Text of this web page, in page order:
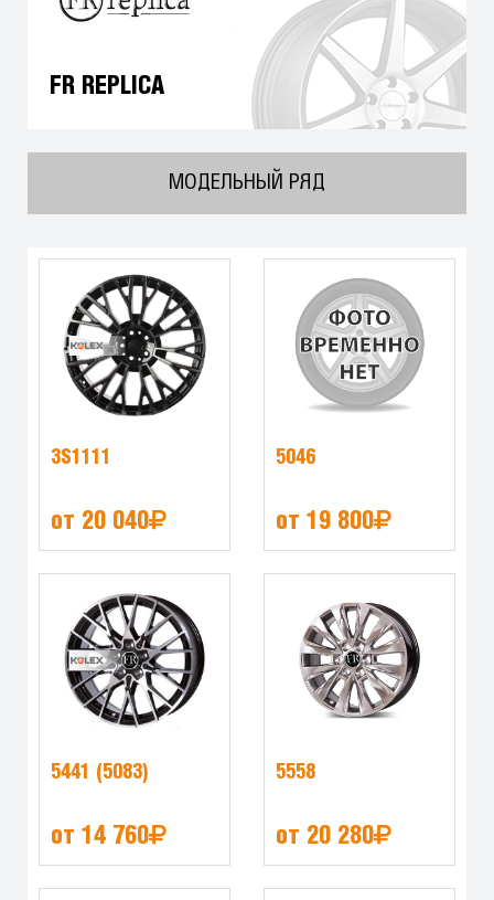
FR REPLICA
МОДЕЛЬНЫЙ РЯД
3S1111
от 20 040
5046
от 19 800
5441 (5083)
от 14 760
5558
от 20 280